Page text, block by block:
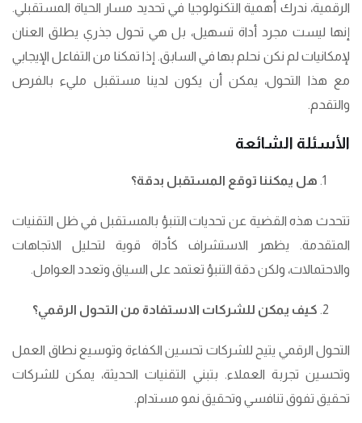
الرقمية، ندرك أهمية التكنولوجيا في تحديد مسار الحياة المستقبلي.
إنها ليست مجرد أداة تسهيل، بل هي تحول جذري يطلق العنان
لإمكانيات لم نكن نحلم بها في السابق. إذا تمكنا من التفاعل الإيجابي
مع هذا التحول، يمكن أن يكون لدينا مستقبل مليء بالفرص
والتقدم.
الأسئلة الشائعة
هل يمكننا توقع المستقبل بدقة؟
تتحدث هذه القضية عن تحديات التنبؤ بالمستقبل في ظل التقنيات
المتقدمة. يظهر الاستشراف كأداة قوية لتحليل الاتجاهات
والاحتمالات، ولكن دقة التنبؤ تعتمد على السياق وتعدد العوامل.
كيف يمكن للشركات الاستفادة من التحول الرقمي؟
التحول الرقمي يتيح للشركات تحسين الكفاءة وتوسيع نطاق العمل
وتحسين تجربة العملاء. بتبني التقنيات الحديثة، يمكن للشركات
تحقيق تفوق تنافسي وتحقيق نمو مستدام.